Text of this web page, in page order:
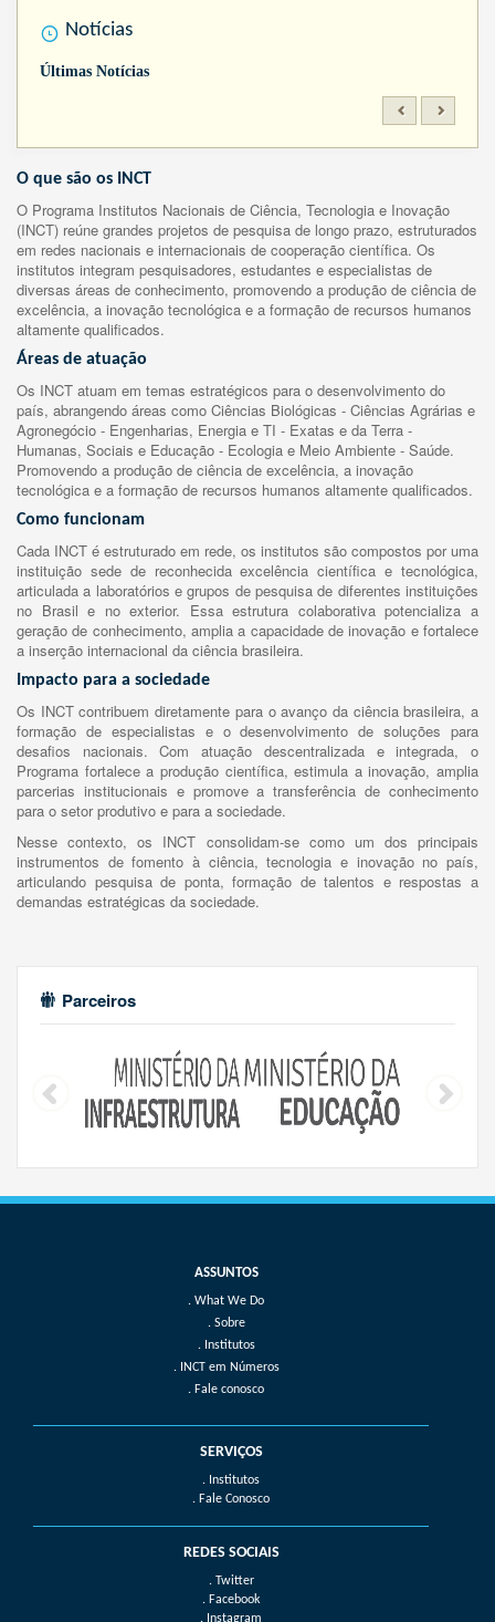
Notícias
Últimas Notícias
O que são os INCT
O Programa Institutos Nacionais de Ciência, Tecnologia e Inovação
(INCT) reúne grandes projetos de pesquisa de longo prazo, estruturados
em redes nacionais e internacionais de cooperação científica. Os
institutos integram pesquisadores, estudantes e especialistas de
diversas áreas de conhecimento, promovendo a produção de ciência de
excelência, a inovação tecnológica e a formação de recursos humanos
altamente qualificados.
Áreas de atuação
Os INCT atuam em temas estratégicos para o desenvolvimento do
país, abrangendo áreas como Ciências Biológicas - Ciências Agrárias e
Agronegócio - Engenharias, Energia e TI - Exatas e da Terra -
Humanas, Sociais e Educação - Ecologia e Meio Ambiente - Saúde.
Promovendo a produção de ciência de excelência, a inovação
tecnológica e a formação de recursos humanos altamente qualificados.
Como funcionam
Cada INCT é estruturado em rede, os institutos são compostos por uma
instituição sede de reconhecida excelência científica e tecnológica,
articulada a laboratórios e grupos de pesquisa de diferentes instituições
no Brasil e no exterior. Essa estrutura colaborativa potencializa a
geração de conhecimento, amplia a capacidade de inovação e fortalece
a inserção internacional da ciência brasileira.
Impacto para a sociedade
Os INCT contribuem diretamente para o avanço da ciência brasileira, a
formação de especialistas e o desenvolvimento de soluções para
desafios nacionais. Com atuação descentralizada e integrada, o
Programa fortalece a produção científica, estimula a inovação, amplia
parcerias institucionais e promove a transferência de conhecimento
para o setor produtivo e para a sociedade.
Nesse contexto, os INCT consolidam-se como um dos principais
instrumentos de fomento à ciência, tecnologia e inovação no país,
articulando pesquisa de ponta, formação de talentos e respostas a
demandas estratégicas da sociedade.
Parceiros
What We Do
Sobre
Institutos
INCT em Números
Fale conosco
SERVIÇOS
. Institutos
. Fale Conosco
REDES SOCIAIS
. Twitter
. Facebook
. Instagram